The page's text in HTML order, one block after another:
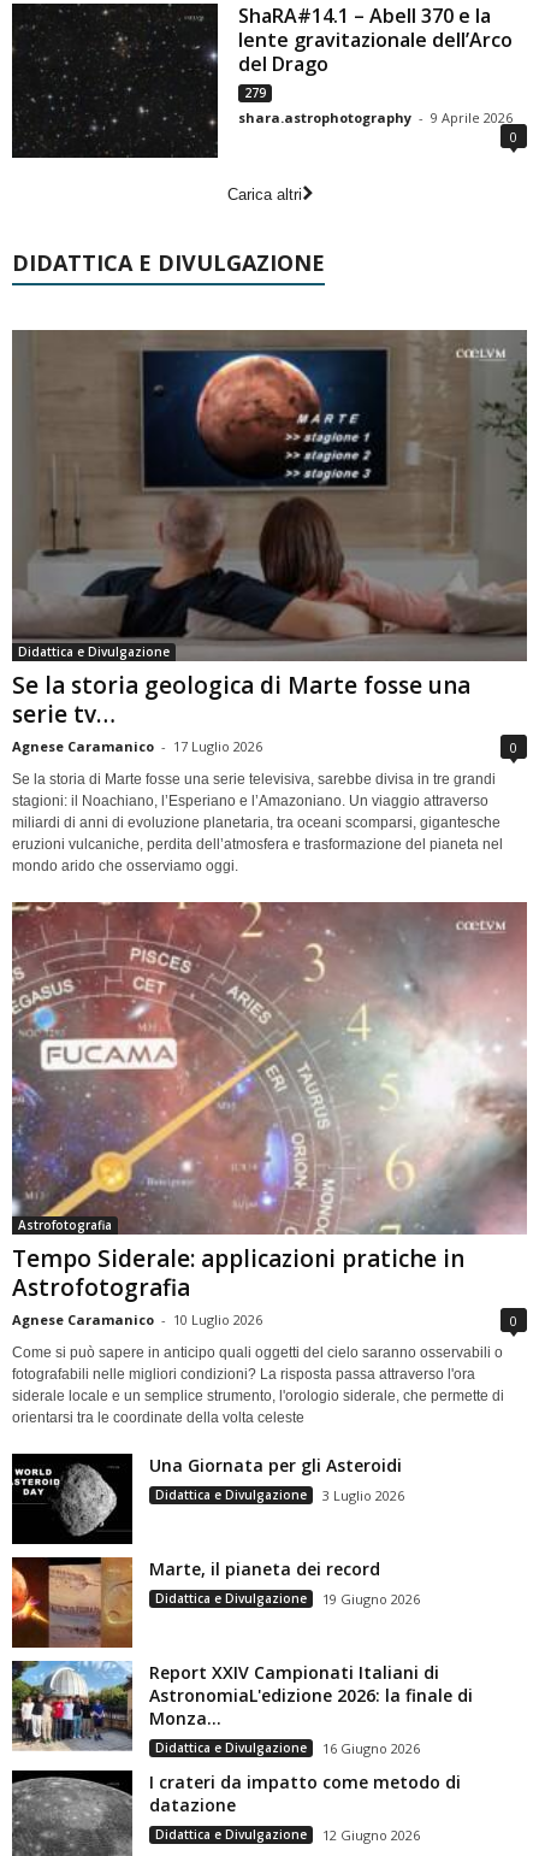
ShaRA#14.1 – Abell 370 e la
lente gravitazionale dell’Arco
del Drago
279
shara.astrophotography - 9 Aprile 2026
0
Carica altri
DIDATTICA E DIVULGAZIONE
Didattica e Divulgazione
Se la storia geologica di Marte fosse una
serie tv…
Agnese Caramanico - 17 Luglio 2026 0
Se la storia di Marte fosse una serie televisiva, sarebbe divisa in tre grandi
stagioni: il Noachiano, l’Esperiano e l’Amazoniano. Un viaggio attraverso
miliardi di anni di evoluzione planetaria, tra oceani scomparsi, gigantesche
eruzioni vulcaniche, perdita dell’atmosfera e trasformazione del pianeta nel
mondo arido che osserviamo oggi.
Astrofotografia
Tempo Siderale: applicazioni pratiche in
Astrofotografia
Agnese Caramanico - 10 Luglio 2026 0
Come si può sapere in anticipo quali oggetti del cielo saranno osservabili o
fotografabili nelle migliori condizioni? La risposta passa attraverso l'ora
siderale locale e un semplice strumento, l'orologio siderale, che permette di
orientarsi tra le coordinate della volta celeste
Una Giornata per gli Asteroidi
Didattica e Divulgazione 3 Luglio 2026
Marte, il pianeta dei record
Didattica e Divulgazione 19 Giugno 2026
Report XXIV Campionati Italiani di
AstronomiaL'edizione 2026: la finale di
Monza...
Didattica e Divulgazione 16 Giugno 2026
I crateri da impatto come metodo di
datazione
Didattica e Divulgazione 12 Giugno 2026